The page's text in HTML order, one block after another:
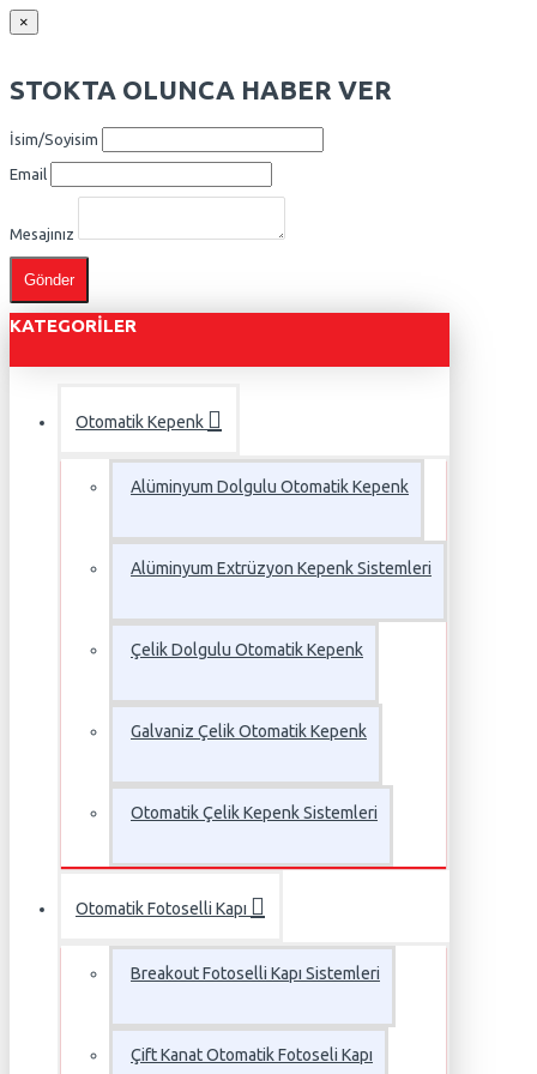
×
STOKTA OLUNCA HABER VER
İsim/Soyisim
Email
Mesajınız
Gönder
KATEGORILER
Otomatik Kepenk
Alüminyum Dolgulu Otomatik Kepenk
Alüminyum Extrüzyon Kepenk Sistemleri
Çelik Dolgulu Otomatik Kepenk
Galvaniz Çelik Otomatik Kepenk
Otomatik Çelik Kepenk Sistemleri
Otomatik Fotoselli Kapı
Breakout Fotoselli Kapı Sistemleri
Çift Kanat Otomatik Fotoseli Kapı